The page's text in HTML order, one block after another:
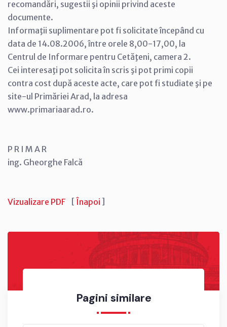
Pagini similare
recomandări, sugestii şi opinii privind aceste
documente.
Informaţii suplimentare pot fi solicitate începând cu
data de 14.08.2006, între orele 8,00-17,00, la
Centrul de Informare pentru Cetăţeni, camera 2.
Cei interesaţi pot solicita în scris şi pot primi copii
contra cost după aceste acte, care pot fi studiate şi pe
site-ul Primăriei Arad, la adresa
www.primariaarad.ro.
P R I M A R
ing. Gheorghe Falcă
Vizualizare PDF [ Înapoi ]